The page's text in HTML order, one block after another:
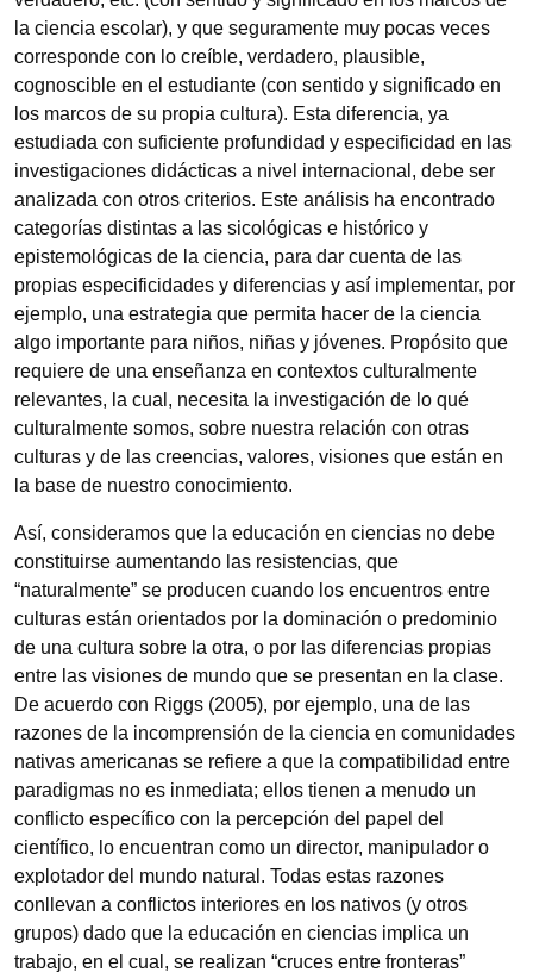
la ciencia escolar), y que seguramente muy pocas veces
corresponde con lo creíble, verdadero, plausible,
cognoscible en el estudiante (con sentido y significado en
los marcos de su propia cultura). Esta diferencia, ya
estudiada con suficiente profundidad y especificidad en las
investigaciones didácticas a nivel internacional, debe ser
analizada con otros criterios. Este análisis ha encontrado
categorías distintas a las sicológicas e histórico y
epistemológicas de la ciencia, para dar cuenta de las
propias especificidades y diferencias y así implementar, por
ejemplo, una estrategia que permita hacer de la ciencia
algo importante para niños, niñas y jóvenes. Propósito que
requiere de una enseñanza en contextos culturalmente
relevantes, la cual, necesita la investigación de lo qué
culturalmente somos, sobre nuestra relación con otras
culturas y de las creencias, valores, visiones que están en
la base de nuestro conocimiento.
Así, consideramos que la educación en ciencias no debe
constituirse aumentando las resistencias, que
“naturalmente” se producen cuando los encuentros entre
culturas están orientados por la dominación o predominio
de una cultura sobre la otra, o por las diferencias propias
entre las visiones de mundo que se presentan en la clase.
De acuerdo con Riggs (2005), por ejemplo, una de las
razones de la incomprensión de la ciencia en comunidades
nativas americanas se refiere a que la compatibilidad entre
paradigmas no es inmediata; ellos tienen a menudo un
conflicto específico con la percepción del papel del
científico, lo encuentran como un director, manipulador o
explotador del mundo natural. Todas estas razones
conllevan a conflictos interiores en los nativos (y otros
grupos) dado que la educación en ciencias implica un
trabajo, en el cual, se realizan “cruces entre fronteras”